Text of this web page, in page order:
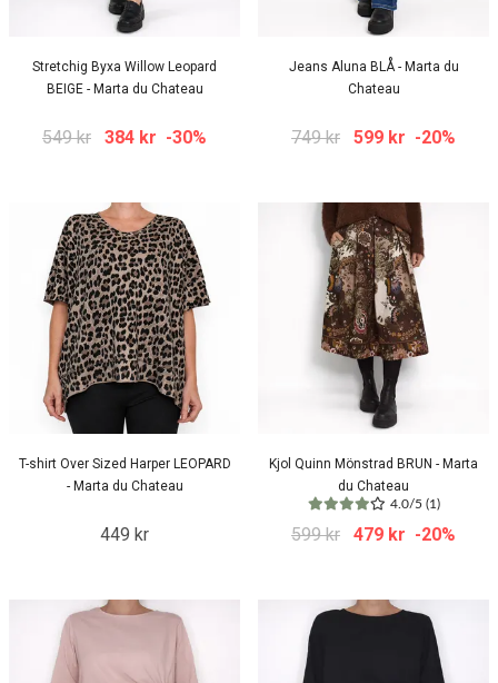
Stretchig Byxa Willow Leopard
BEIGE - Marta du Chateau
549 kr 384 kr -30%
Jeans Aluna BLÅ - Marta du
Chateau
749 kr 599 kr -20%
T-shirt Over Sized Harper LEOPARD
- Marta du Chateau
449 kr
Kjol Quinn Mönstrad BRUN - Marta
du Chateau
4.0/5 (1)
599 kr 479 kr -20%